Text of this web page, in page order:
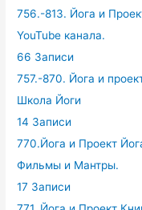
756.-813. Йога и
YouTube канала.
66 Записи
757.-870. Йога и
Школа Йоги
14 Записи
770.Йога и Проект
Фильмы и Мантры.
17 Записи